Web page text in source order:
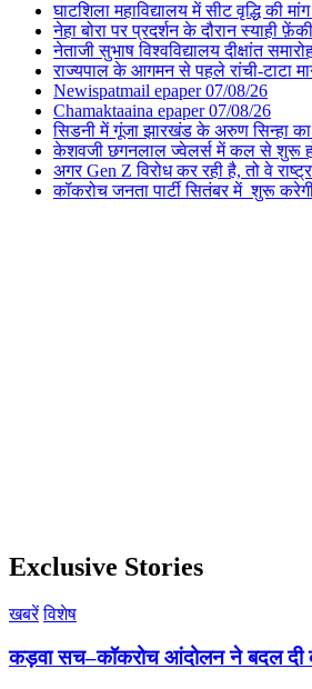
घाटशिला महाविद्यालय में सीट वृद्धि की
नेहा बोरा पर प्रदर्शन के दौरान स्याही
नेताजी सुभाष विश्वविद्यालय दीक्षांत
राज्यपाल के आगमन से पहले रांची-टाटा
Newispatmail epaper 07/08/26
Chamaktaaina epaper 07/08/26
सिडनी में गूंजा झारखंड के अरुण सिन्हा का
केशवजी छगनलाल ज्वेलर्स में कल से शुरू
अगर Gen Z विरोध कर रही है, तो वे
कॉकरोच जनता पार्टी सितंबर में शुरू करेगी
Exclusive Stories
खबरें विशेष
कड़वा सच–कॉकरोच आंदोलन ने बदल दी